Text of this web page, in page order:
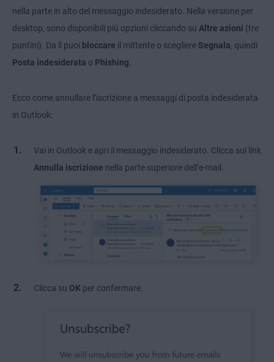
nella parte in alto del messaggio indesiderato. Nella versione per
desktop, sono disponibili più opzioni cliccando su Altre azioni (tre
puntini). Da lì puoi bloccare il mittente o scegliere Segnala, quindi
Posta indesiderata o Phishing.
Ecco come annullare l’iscrizione a messaggi di posta indesiderata
in Outlook:
Vai in Outlook e apri il messaggio indesiderato. Clicca sul link
Annulla iscrizione nella parte superiore dell’e-mail.
Clicca su OK per confermare.